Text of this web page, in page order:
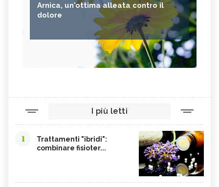
Arnica, un'ottima alleata contro il
dolore
I più letti
1
Trattamenti "ibridi":
combinare fisioter...